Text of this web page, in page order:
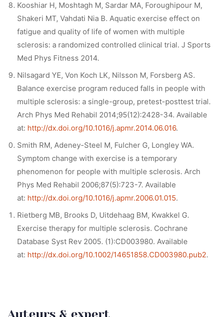
Kooshiar H, Moshtagh M, Sardar MA, Foroughipour M,
Shakeri MT, Vahdati Nia B. Aquatic exercise effect on
fatigue and quality of life of women with multiple
sclerosis: a randomized controlled clinical trial. J Sports
Med Phys Fitness 2014.
Nilsagard YE, Von Koch LK, Nilsson M, Forsberg AS.
Balance exercise program reduced falls in people with
multiple sclerosis: a single-group, pretest-posttest trial.
Arch Phys Med Rehabil 2014;95(12):2428-34. Available
at: http://dx.doi.org/10.1016/j.apmr.2014.06.016.
Smith RM, Adeney-Steel M, Fulcher G, Longley WA.
Symptom change with exercise is a temporary
phenomenon for people with multiple sclerosis. Arch
Phys Med Rehabil 2006;87(5):723-7. Available
at: http://dx.doi.org/10.1016/j.apmr.2006.01.015.
Rietberg MB, Brooks D, Uitdehaag BM, Kwakkel G.
Exercise therapy for multiple sclerosis. Cochrane
Database Syst Rev 2005. (1):CD003980. Available
at: http://dx.doi.org/10.1002/14651858.CD003980.pub2.
Auteurs & expert